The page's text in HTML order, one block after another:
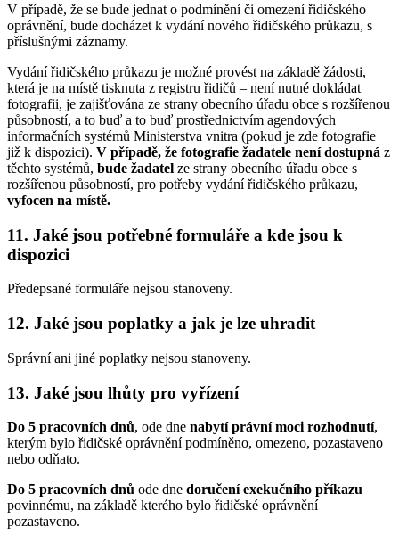
V případě, že se bude jednat o podmínění či omezení řidičského
oprávnění, bude docházet k vydání nového řidičského průkazu, s
příslušnými záznamy.
Vydání řidičského průkazu je možné provést na základě žádosti,
která je na místě tisknuta z registru řidičů – není nutné dokládat
fotografii, je zajišťována ze strany obecního úřadu obce s rozšířenou
působností, a to buď a to buď prostřednictvím agendových
informačních systémů Ministerstva vnitra (pokud je zde fotografie
již k dispozici). V případě, že fotografie žadatele není dostupná z
těchto systémů, bude žadatel ze strany obecního úřadu obce s
rozšířenou působností, pro potřeby vydání řidičského průkazu,
vyfocen na místě.
11. Jaké jsou potřebné formuláře a kde jsou k
dispozici
Předepsané formuláře nejsou stanoveny.
12. Jaké jsou poplatky a jak je lze uhradit
Správní ani jiné poplatky nejsou stanoveny.
13. Jaké jsou lhůty pro vyřízení
Do 5 pracovních dnů, ode dne nabytí právní moci rozhodnutí,
kterým bylo řidičské oprávnění podmíněno, omezeno, pozastaveno
nebo odňato.
Do 5 pracovních dnů ode dne doručení exekučního příkazu
povinnému, na základě kterého bylo řidičské oprávnění
pozastaveno.